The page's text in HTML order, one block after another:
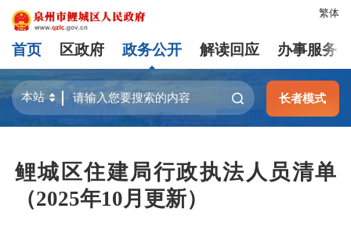
繁体
首页 区政府 政务公开 解读回应 办事服务
长者模式
鲤城区住建局行政执法人员清单
（2025年10月更新）